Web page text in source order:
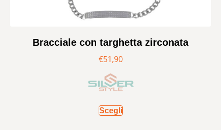
Bracciale con targhetta zirconata
€51,90
Scegli